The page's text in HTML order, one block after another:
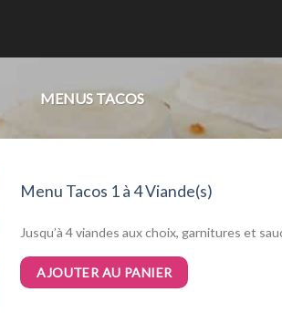
MENUS TACOS
Menu Tacos 1 à 4 Viande(s)
Jusqu’à 4 viandes aux choix, garnitures et
AJOUTER AU PANIER